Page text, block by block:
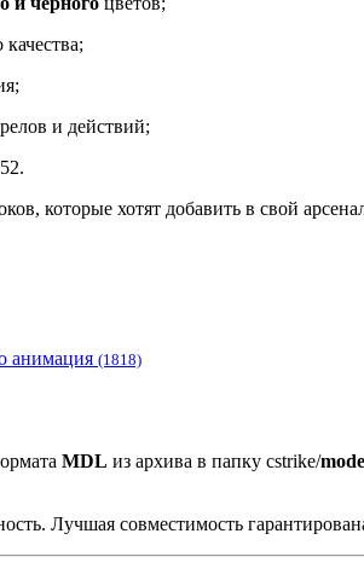
и действий;
которые хотят добавить в свой
анимация (1818)
MDL из архива в папку cstrike/
Лучшая совместимость